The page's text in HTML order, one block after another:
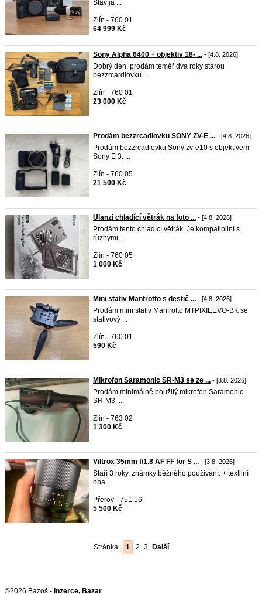
Stav ja ...
Zlín - 760 01
64 999 Kč
Sony Alpha 6400 + objektiv 18- ... - [4.8. 2026]
Dobrý den, prodám téměř dva roky starou
bezzrcardlovku ...
Zlín - 760 01
23 000 Kč
Prodám bezzrcadlovku SONY ZV-E ... - [4.8. 2026]
Prodám bezzrcadlovku Sony zv-e10 s objektivem
Sony E 3. ...
Zlín - 760 05
21 500 Kč
Ulanzi chladící větrák na foto ... - [4.8. 2026]
Prodám tento chladící větrák. Je kompatibilní s
různými ...
Zlín - 760 05
1 000 Kč
Mini stativ Manfrotto s destič ... - [4.8. 2026]
Prodám mini stativ Manfrotto MTPIXIEEVO-BK se
stativový ...
Zlín - 760 01
590 Kč
Mikrofon Saramonic SR-M3 se ze ... - [3.8. 2026]
Prodám minimálně použitý mikrofon Saramonic
SR-M3. ...
Zlín - 763 02
1 300 Kč
Viltrox 35mm f/1.8 AF FF for S ... - [3.8. 2026]
Staří 3 roky, známky běžného používání. + textilní
oba ...
Přerov - 751 16
5 500 Kč
Stránka: 1 2 3 Další
©2026 Bazoš - Inzerce, Bazar